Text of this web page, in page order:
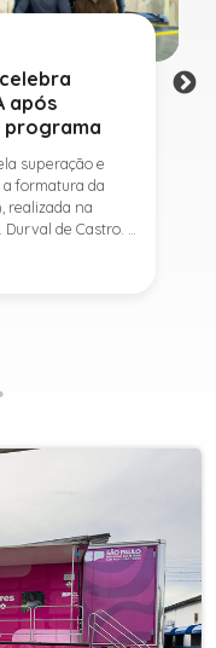
após
programa
superação e
a formatura da
realizada na
de Castro. A
de 53
a primeira
e oferecendo uma
Educação de
foi em 2016,
agosto de 2025,
Em parceria
também
e o Ensino
as oportunidades
formação.A